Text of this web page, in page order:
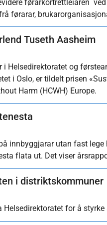
førarkortrettleiaren
førarar,
Tuseth Aasheim
i Helsedirektoratet og
i Oslo, er tildelt prisen
Harm (HCWH) Europe.
innbyggjarar utan fast
flata ut. Det viser
i distriktskommuner
for å styrke